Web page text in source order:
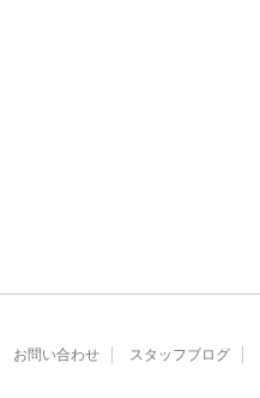
お問い合わせ スタッフブログ